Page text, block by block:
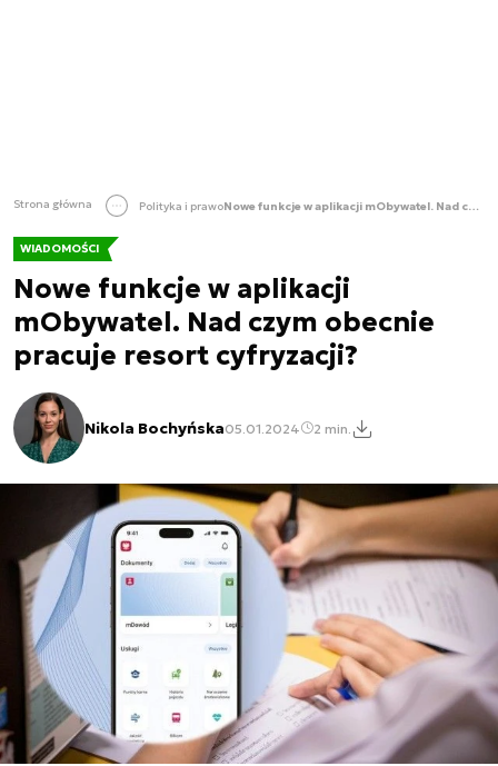
Strona główna Polityka i prawo Nowe funkcje w aplikacji mObywatel. Nad czym obecnie pracuje resort cyfryzacji?
WIADOMOŚCI
Nowe funkcje w aplikacji
mObywatel. Nad czym obecnie
pracuje resort cyfryzacji?
Nikola Bochyńska05.01.2024 2 min.